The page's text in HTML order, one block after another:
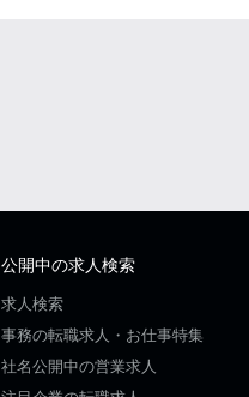
公開中の求人検索
求人検索
事務の転職求人・お仕事特集
社名公開中の営業求人